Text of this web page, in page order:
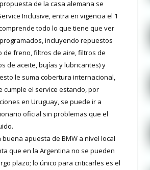
de la casa alemana se
Inclusive, entra en vigencia el 1
todo lo que tiene que ver
incluyendo repuestos
de freno, filtros de aire, filtros de
de aceite, bujías y lubricantes) y
le suma cobertura internacional,
cumple el service estando, por
en Uruguay, se puede ir a
oficial sin problemas que el
buena apuesta de BMW a nivel local
que en la Argentina no se pueden
plazo; lo único para criticarles es el